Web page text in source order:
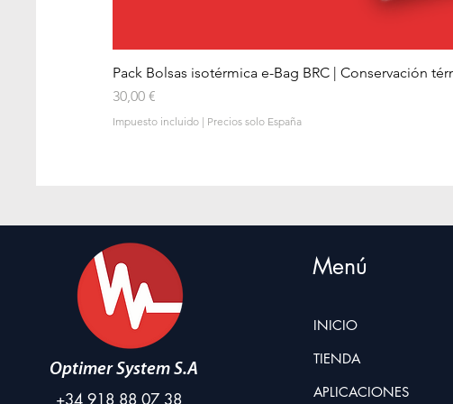
Pack Bolsas isotérmica e-Bag BRC | Conservación
Precio
30,00 €
Impuesto incluido | Precios solo España
Optimer System S.A
+34 918 88 07 38
Menú
INICIO
TIENDA
APLICACIONES